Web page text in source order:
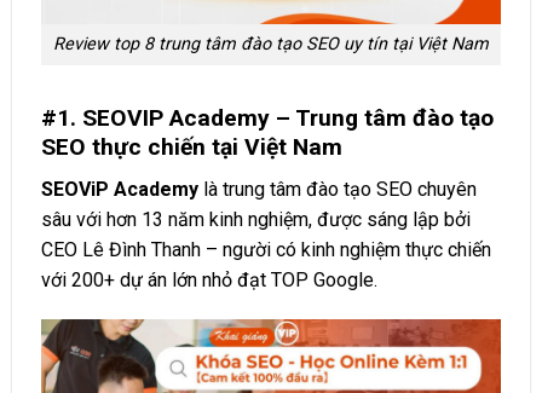
Review top 8 trung tâm đào tạo SEO uy tín tại Việt Nam
#1. SEOVIP Academy – Trung tâm đào tạo
SEO thực chiến tại Việt Nam
SEOViP Academy là trung tâm đào tạo SEO chuyên
sâu với hơn 13 năm kinh nghiệm, được sáng lập bởi
CEO Lê Đình Thanh – người có kinh nghiệm thực chiến
với 200+ dự án lớn nhỏ đạt TOP Google.